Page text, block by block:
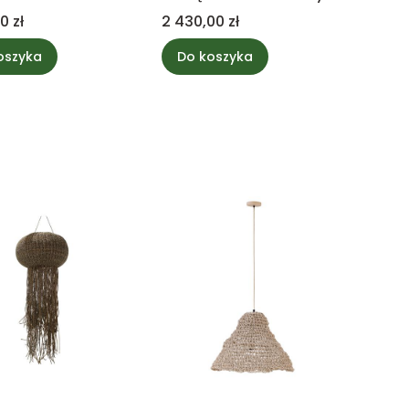
Collection
zł
Cena
2 430,00 zł
Do koszyka